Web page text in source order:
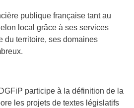
publique française tant au
local grâce à ses services
du territoire, ses domaines
participe à la définition de la
les projets de textes législatifs